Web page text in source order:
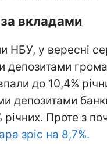
вкладами
НБУ, у вересні
депозитами
до 10,4%
депозитами
річних. Проте з
зріс на 8,7%.